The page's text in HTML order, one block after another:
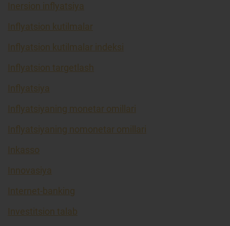
Inersion inflyatsiya
Inflyatsion kutilmalar
Inflyatsion kutilmalar indeksi
Inflyatsion targetlash
Inflyatsiya
Inflyatsiyaning monetar omillari
Inflyatsiyaning nomonetar omillari
Inkasso
Innovasiya
Internet-banking
Investitsion talab